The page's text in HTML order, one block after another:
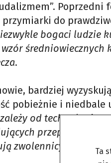
do
bogaci ludzie
średniowiecznych
.
bardziej
pobieżnie i niedbale
od
przepływ,
zwolennicy teorii
Ta